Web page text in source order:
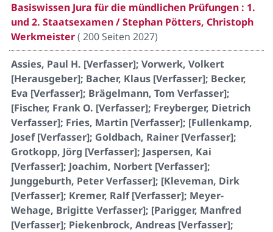
Basiswissen Jura für die mündlichen Prüfungen : 1.
und 2. Staatsexamen / Stephan Pötters, Christoph
Werkmeister( 200 Seiten 2027)
Assies, Paul H. [Verfasser]; Vorwerk, Volkert
[Herausgeber]; Bacher, Klaus [Verfasser]; Becker,
Eva [Verfasser]; Brägelmann, Tom Verfasser];
[Fischer, Frank O. [Verfasser]; Freyberger, Dietrich
Verfasser]; Fries, Martin [Verfasser]; [Fullenkamp,
Josef [Verfasser]; Goldbach, Rainer [Verfasser];
Grotkopp, Jörg [Verfasser]; Jaspersen, Kai
[Verfasser]; Joachim, Norbert [Verfasser];
Junggeburth, Peter Verfasser]; [Kleveman, Dirk
[Verfasser]; Kremer, Ralf [Verfasser]; Meyer-
Wehage, Brigitte Verfasser]; [Parigger, Manfred
[Verfasser]; Piekenbrock, Andreas [Verfasser];